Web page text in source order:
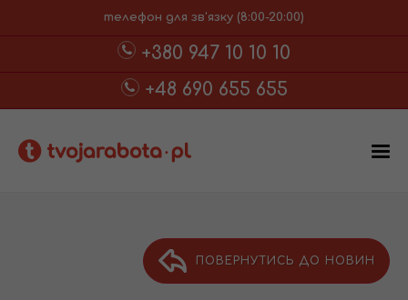
телефон для зв'язку (8:00-20:00)
+380 947 10 10 10
+48 690 655 655
ПОВЕРНУТИСЬ ДО НОВИН